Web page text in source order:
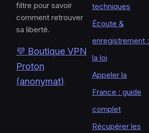
filtre pour savoir
comment retrouver
sa liberté.
💜 Boutique VPN
Proton
(anonymat)
techniques
Écoute &
enregistrement :
la loi
Appeler la
France : guide
complet
Récupérer les